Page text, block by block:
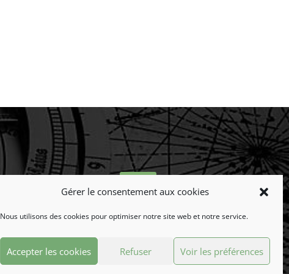
Gérer le consentement aux cookies
Nous utilisons des cookies pour optimiser notre site web et notre service.
Accepter les cookies Refuser Voir les préférences